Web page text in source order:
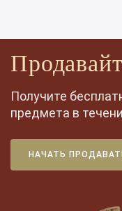
Получите
предмета в
НАЧАТЬ